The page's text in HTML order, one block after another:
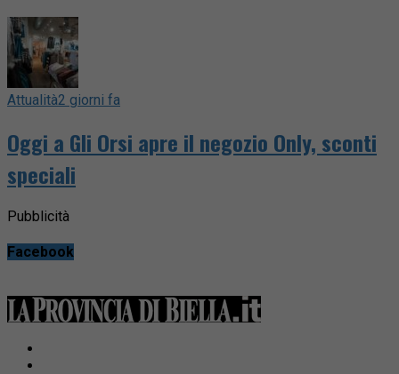
Attualità2 giorni fa
Oggi a Gli Orsi apre il negozio Only, sconti
speciali
Pubblicità
Facebook